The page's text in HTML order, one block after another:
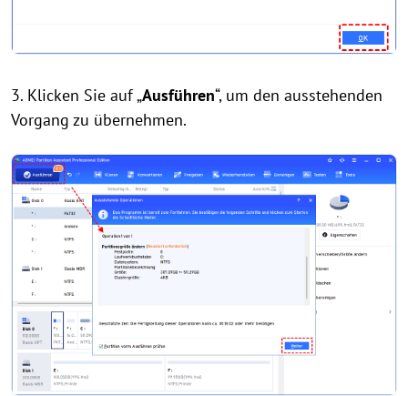
3. Klicken Sie auf „Ausführen“, um den ausstehenden
Vorgang zu übernehmen.